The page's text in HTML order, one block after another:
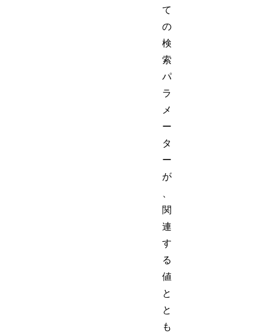
て
の
検
索
パ
ラ
メ
ー
タ
ー
が
、
関
連
す
る
値
と
と
も